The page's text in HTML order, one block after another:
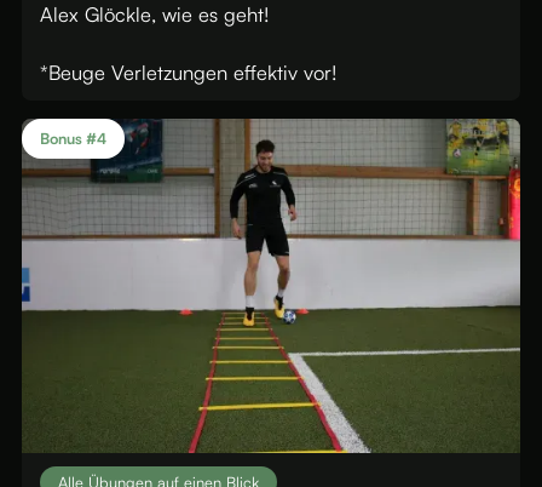
Alex Glöckle, wie es geht!
*Beuge Verletzungen effektiv vor!
Bonus #4
Alle Übungen auf einen Blick